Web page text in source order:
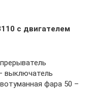
с двигателем
выключатель
фара 50 –